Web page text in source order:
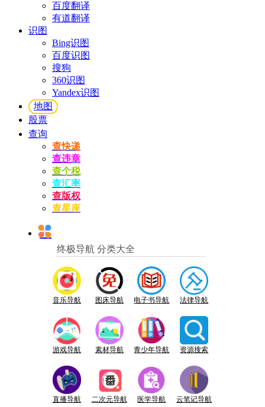
百度翻译
有道翻译
识图
Bing识图
百度识图
搜狗
360识图
Yandex识图
地图
股票
查询
查快递
查违章
查个税
查汇率
查版权
查星座
终极导航 分类大全
音乐导航 图床导航 电子书导航 法律导航
游戏导航 素材导航 青少年导航 资源搜索
直播导航 二次元导航 医学导航 云笔记导航